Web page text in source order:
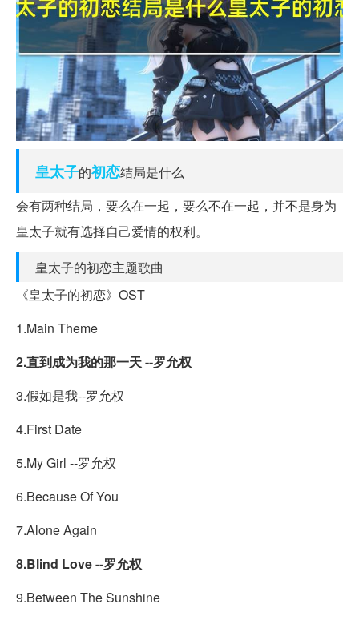
皇太子的初恋结局是什么
会有两种结局，要么在一起，要么不在一起，并不是身为
皇太子就有选择自己爱情的权利。
皇太子的初恋主题歌曲
《皇太子的初恋》OST
1.Main Theme
2.直到成为我的那一天 --罗允权
3.假如是我--罗允权
4.First Date
5.My Girl --罗允权
6.Because Of You
7.Alone Again
8.Blind Love --罗允权
9.Between The Sunshine